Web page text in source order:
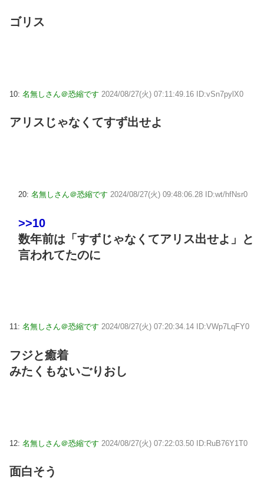
ゴリス
10: 名無しさん＠恐縮です 2024/08/27(火) 07:11:49.16 ID:vSn7pylX0
アリスじゃなくてすず出せよ
20: 名無しさん＠恐縮です 2024/08/27(火) 09:48:06.28 ID:wt/hfNsr0
>>10
数年前は「すずじゃなくてアリス出せよ」と
言われてたのに
11: 名無しさん＠恐縮です 2024/08/27(火) 07:20:34.14 ID:VWp7LqFY0
フジと癒着
みたくもないごりおし
12: 名無しさん＠恐縮です 2024/08/27(火) 07:22:03.50 ID:RuB76Y1T0
面白そう